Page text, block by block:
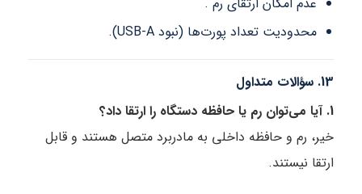
محدودیت تعداد پورت‌ها (نبود USB-A).
13. سؤالات متداول
1. آیا می‌توان رم یا حافظه دستگاه را ارتقا داد؟
خیر، رم و حافظه داخلی به مادربرد متصل هستند و قابل
ارتقا نیستند.